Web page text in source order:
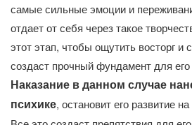
самые сильные эмоции и
отдает от себя через такое
этот этап, чтобы ощутить восторг и
создаст прочный фундамент для
Наказание в данном случае
психике, остановит его развитие